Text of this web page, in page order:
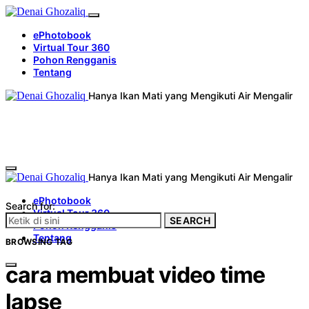
ePhotobook
Virtual Tour 360
Pohon Rengganis
Tentang
Hanya Ikan Mati yang Mengikuti Air Mengalir
Hanya Ikan Mati yang Mengikuti Air Mengalir
ePhotobook
Virtual Tour 360
Pohon Rengganis
Tentang
Search for:
SEARCH
BROWSING TAG
cara membuat video time
lapse